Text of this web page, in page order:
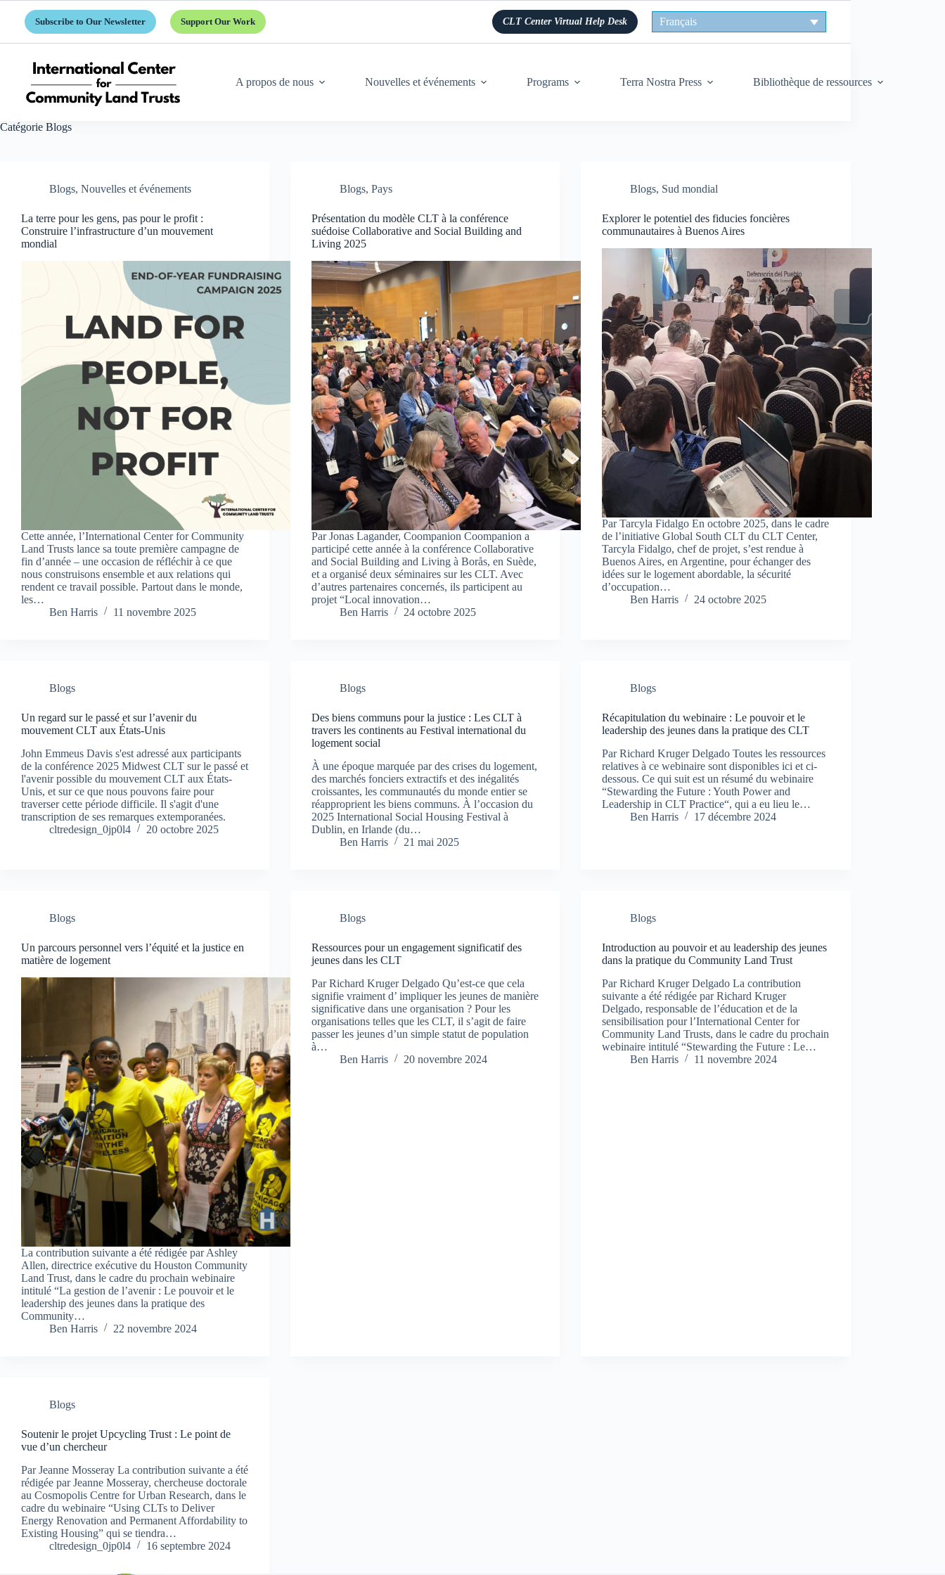
contenu
Subscribe to Our Newsletter Support Our Work CLT Center Virtual Help Desk Français
A propos de nous Nouvelles et événements Programs Terra Nostra Press Bibliothèque de ressources
Catégorie Blogs
Blogs, Nouvelles et événements
La terre pour les gens, pas pour le profit :
Construire l’infrastructure d’un mouvement
mondial
Cette année, l’International Center for Community
Land Trusts lance sa toute première campagne de
fin d’année – une occasion de réfléchir à ce que
nous construisons ensemble et aux relations qui
rendent ce travail possible. Partout dans le monde,
les…
Ben Harris
11 novembre 2025
Blogs,Pays
Présentation du modèle CLT à la conférence
suédoise Collaborative and Social Building and
Living 2025
Par Jonas Lagander, Coompanion Coompanion a
participé cette année à la conférence Collaborative
and Social Building and Living à Borås, en Suède,
et a organisé deux séminaires sur les CLT. Avec
d’autres partenaires concernés, ils participent au
projet “Local innovation…
Ben Harris
24 octobre 2025
Blogs, Sud mondial
Explorer le potentiel des fiducies foncières
communautaires à Buenos Aires
Par Tarcyla Fidalgo En octobre 2025, dans le cadre
de l’initiative Global South CLT du CLT Center,
Tarcyla Fidalgo, chef de projet, s’est rendue à
Buenos Aires, en Argentine, pour échanger des
idées sur le logement abordable, la sécurité
d’occupation…
Ben Harris
24 octobre 2025
Blogs
Un regard sur le passé et sur l’avenir du
mouvement CLT aux États-Unis
John Emmeus Davis s'est adressé aux participants
de la conférence 2025 Midwest CLT sur le passé et
l'avenir possible du mouvement CLT aux États-
Unis, et sur ce que nous pouvons faire pour
traverser cette période difficile. Il s'agit d'une
transcription de ses remarques extemporanées.
cltredesign_0jp0l4
20 octobre 2025
Blogs
Des biens communs pour la justice : Les CLT à
travers les continents au Festival international du
logement social
À une époque marquée par des crises du logement,
des marchés fonciers extractifs et des inégalités
croissantes, les communautés du monde entier se
réapproprient les biens communs. À l’occasion du
2025 International Social Housing Festival à
Dublin, en Irlande (du…
Ben Harris
21 mai 2025
Blogs
Récapitulation du webinaire : Le pouvoir et le
leadership des jeunes dans la pratique des CLT
Par Richard Kruger Delgado Toutes les ressources
relatives à ce webinaire sont disponibles ici et ci-
dessous. Ce qui suit est un résumé du webinaire
“Stewarding the Future : Youth Power and
Leadership in CLT Practice“, qui a eu lieu le…
Ben Harris
17 décembre 2024
Blogs
Un parcours personnel vers l’équité et la justice en
matière de logement
La contribution suivante a été rédigée par Ashley
Allen, directrice exécutive du Houston Community
Land Trust, dans le cadre du prochain webinaire
intitulé “La gestion de l’avenir : Le pouvoir et le
leadership des jeunes dans la pratique des
Community…
Ben Harris
22 novembre 2024
Blogs
Ressources pour un engagement significatif des
jeunes dans les CLT
Par Richard Kruger Delgado Qu’est-ce que cela
signifie vraiment d’ impliquer les jeunes de manière
significative dans une organisation ? Pour les
organisations telles que les CLT, il s’agit de faire
passer les jeunes d’un simple statut de population
à…
Ben Harris
20 novembre 2024
Blogs
Introduction au pouvoir et au leadership des jeunes
dans la pratique du Community Land Trust
Par Richard Kruger Delgado La contribution
suivante a été rédigée par Richard Kruger
Delgado, responsable de l’éducation et de la
sensibilisation pour l’International Center for
Community Land Trusts, dans le cadre du prochain
webinaire intitulé “Stewarding the Future : Le…
Ben Harris
11 novembre 2024
Blogs
Soutenir le projet Upcycling Trust : Le point de
vue d’un chercheur
Par Jeanne Mosseray La contribution suivante a été
rédigée par Jeanne Mosseray, chercheuse doctorale
au Cosmopolis Centre for Urban Research, dans le
cadre du webinaire “Using CLTs to Deliver
Energy Renovation and Permanent Affordability to
Existing Housing” qui se tiendra…
cltredesign_0jp0l4
16 septembre 2024